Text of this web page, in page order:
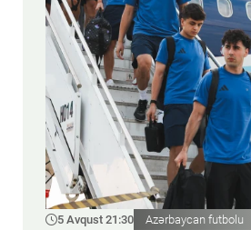
5 Avqust 21:30 Azərbaycan futbolu